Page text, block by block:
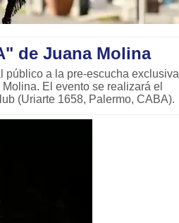
de Juana Molina
público a la pre-escucha exclusiva
El evento se realizará el
(Uriarte 1658, Palermo, CABA).